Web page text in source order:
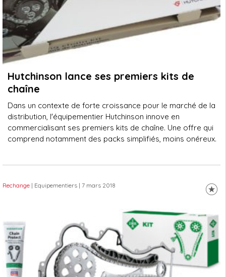
Hutchinson lance ses premiers kits de
chaîne
Dans un contexte de forte croissance pour le marché de la
distribution, l'équipementier Hutchinson innove en
commercialisant ses premiers kits de chaîne. Une offre qui
comprend notamment des packs simplifiés, moins onéreux.
Rechange | Equipementiers | 7 mars 2018